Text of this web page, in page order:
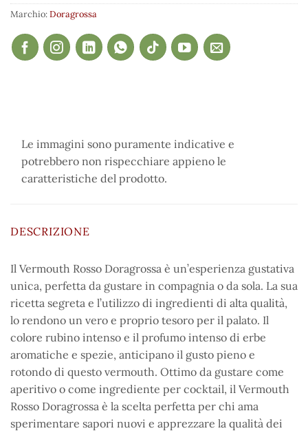
Marchio:Doragrossa
Le immagini sono puramente indicative e
potrebbero non rispecchiare appieno le
caratteristiche del prodotto.
DESCRIZIONE
Il Vermouth Rosso Doragrossa è un’esperienza gustativa
unica, perfetta da gustare in compagnia o da sola. La sua
ricetta segreta e l’utilizzo di ingredienti di alta qualità,
lo rendono un vero e proprio tesoro per il palato. Il
colore rubino intenso e il profumo intenso di erbe
aromatiche e spezie, anticipano il gusto pieno e
rotondo di questo vermouth. Ottimo da gustare come
aperitivo o come ingrediente per cocktail, il Vermouth
Rosso Doragrossa è la scelta perfetta per chi ama
sperimentare sapori nuovi e apprezzare la qualità dei